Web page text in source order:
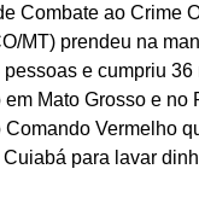
Combate ao Crime
MT) prendeu na
e cumpriu
Mato Grosso e no
Comando Vermelho
para lavar